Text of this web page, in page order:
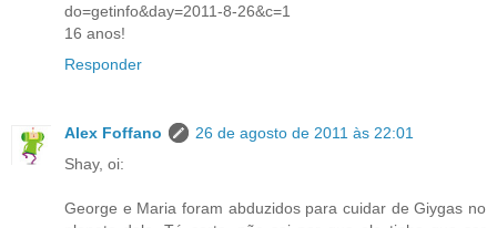
do=getinfo&day=2011-8-26&c=1
16 anos!
Responder
Alex Foffano
26 de agosto de 2011 às 22:01
Shay, oi:
George e Maria foram abduzidos para cuidar de Giygas no